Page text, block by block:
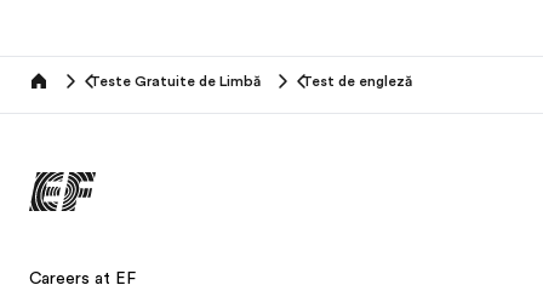
Home Teste Gratuite de Limbă Test de engleză
Careers at EF